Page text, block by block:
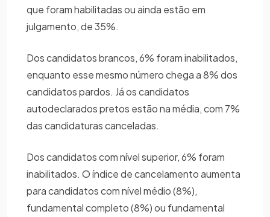
que foram habilitadas ou ainda estão em
julgamento, de 35%.
Dos candidatos brancos, 6% foram inabilitados,
enquanto esse mesmo número chega a 8% dos
candidatos pardos. Já os candidatos
autodeclarados pretos estão na média, com 7%
das candidaturas canceladas.
Dos candidatos com nível superior, 6% foram
inabilitados. O índice de cancelamento aumenta
para candidatos com nível médio (8%),
fundamental completo (8%) ou fundamental